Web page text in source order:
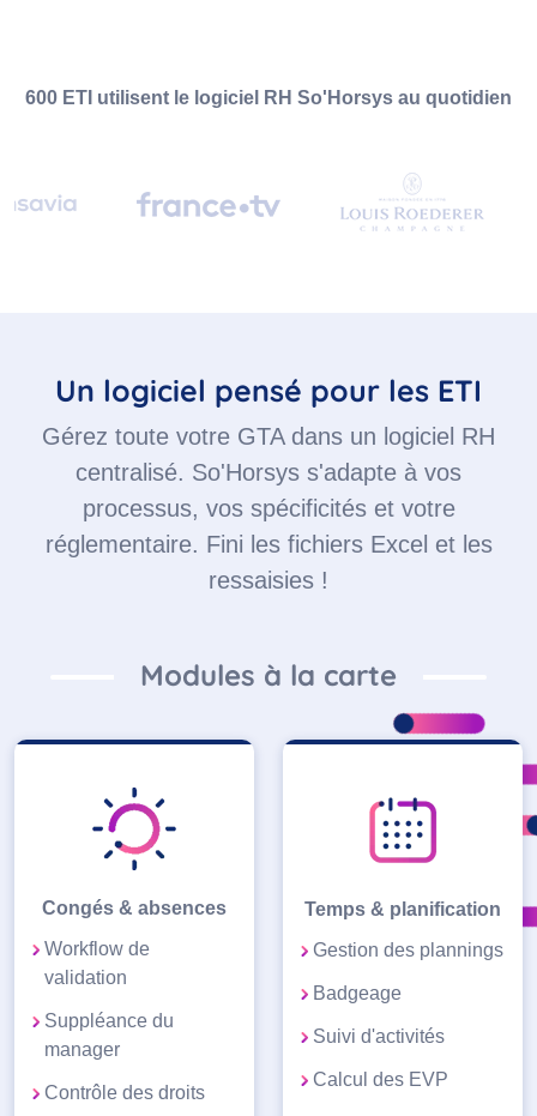
600 ETI utilisent le logiciel RH So'Horsys au quotidien
Un logiciel pensé pour les ETI
Gérez toute votre GTA dans un logiciel RH
centralisé. So'Horsys s'adapte à vos
processus, vos spécificités et votre
réglementaire. Fini les fichiers Excel et les
ressaisies !
Modules à la carte
Congés & absences
Workflow de
validation
Suppléance du
manager
Contrôle des droits
Temps & planification
Gestion des plannings
Badgeage
Suivi d'activités
Calcul des EVP